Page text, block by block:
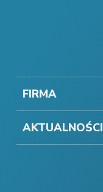
FIRMA
AKTUALNOŚCI